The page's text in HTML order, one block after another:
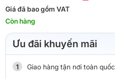
Giá đã bao gồm VAT
Còn hàng
Ưu đãi khuyến mãi
Giao hàng tận nơi toàn quốc